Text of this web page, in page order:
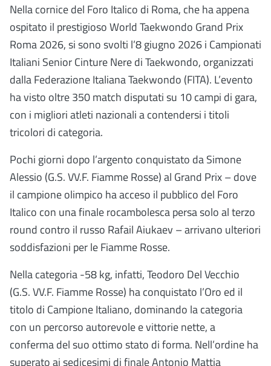
Nella cornice del Foro Italico di Roma, che ha appena
ospitato il prestigioso World Taekwondo Grand Prix
Roma 2026, si sono svolti l’8 giugno 2026 i Campionati
Italiani Senior Cinture Nere di Taekwondo, organizzati
dalla Federazione Italiana Taekwondo (FITA). L’evento
ha visto oltre 350 match disputati su 10 campi di gara,
con i migliori atleti nazionali a contendersi i titoli
tricolori di categoria.
Pochi giorni dopo l’argento conquistato da Simone
Alessio (G.S. VV.F. Fiamme Rosse) al Grand Prix – dove
il campione olimpico ha acceso il pubblico del Foro
Italico con una finale rocambolesca persa solo al terzo
round contro il russo Rafail Aiukaev – arrivano ulteriori
soddisfazioni per le Fiamme Rosse.
Nella categoria -58 kg, infatti, Teodoro Del Vecchio
(G.S. VV.F. Fiamme Rosse) ha conquistato l’Oro ed il
titolo di Campione Italiano, dominando la categoria
con un percorso autorevole e vittorie nette, a
conferma del suo ottimo stato di forma. Nell’ordine ha
superato ai sedicesimi di finale Antonio Mattia